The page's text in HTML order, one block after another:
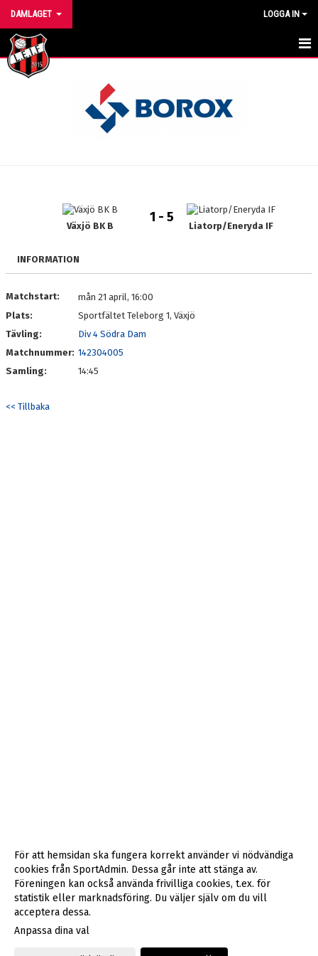
DAMLAGET LOGGA IN
HEM
DOKUMENT
Växjö BK B
1 - 5
Liatorp/Eneryda IF
INFORMATION
Matchstart:
mån 21 april, 16:00
Plats:
Sportfältet Teleborg 1, Växjö
Tävling:
Div 4 Södra Dam
Matchnummer: 142304005
Samling:
14:45
<< Tillbaka
Gå till Webbversion
För att hemsidan ska fungera korrekt använder vi nödvändiga
cookies från SportAdmin. Dessa går inte att stänga av.
Föreningen kan också använda frivilliga cookies, t.ex. för
statistik eller marknadsföring. Du väljer själv om du vill
acceptera dessa.
Anpassa dina val